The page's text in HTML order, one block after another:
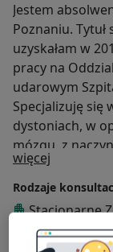
Jestem
Poznaniu.
uzyskałam w
pracy na
udarowym
Specjalizuję się
dystoniach, w
mózgu, z
powikłaniami
także
innymi
zaburzeniami
więcej
Rodzaje
Stacjonarne
Zdjęcia i filmy